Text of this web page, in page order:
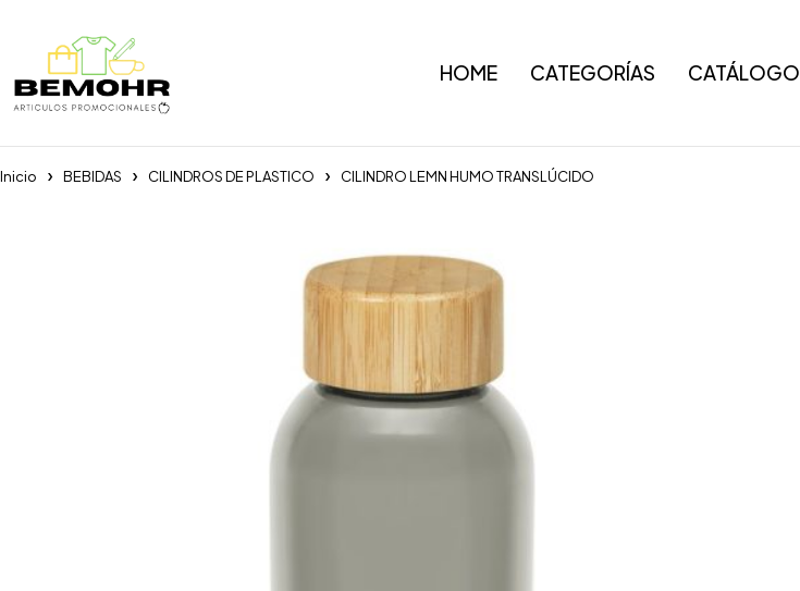
HOME CATEGORÍAS CATÁLOGO
Inicio BEBIDAS CILINDROS DE PLASTICO CILINDRO LEMN HUMO TRANSLÚCIDO